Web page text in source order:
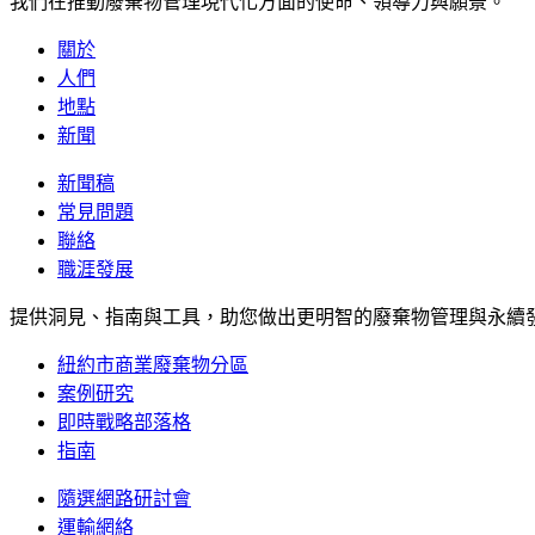
關於
人們
地點
新聞
新聞稿
常見問題
聯絡
職涯發展
提供洞見、指南與工具，助您做出更明智的廢棄物管理與永續
紐約市商業廢棄物分區
案例研究
即時戰略部落格
指南
隨選網路研討會
運輸網絡